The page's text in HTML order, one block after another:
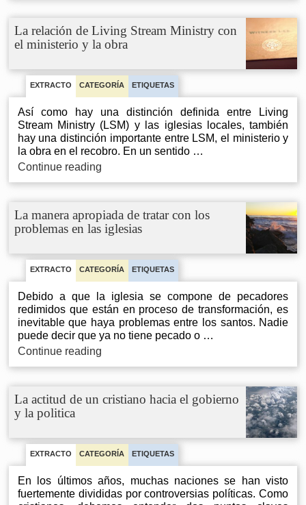
Stream
Ministry
las
iglesias
locales
La relación de Living Stream Ministry con
el ministerio y la obra
EXTRACTO CATEGORÍA ETIQUETAS
Así como hay una distinción definida entre Living
Stream Ministry (LSM) y las iglesias locales, también
hay una distinción importante entre LSM, el ministerio y
la obra en el recobro. En un sentido …
Continue readingLa
relación
Stream
Ministry
el
ministerio
y
la
obra
La manera apropiada de tratar con los
problemas en las iglesias
EXTRACTO CATEGORÍA ETIQUETAS
Debido a que la iglesia se compone de pecadores
redimidos que están en proceso de transformación, es
inevitable que haya problemas entre los santos. Nadie
puede decir que ya no tiene pecado o …
Continue readingLa
manera
tratar
problemas
en
las
iglesias
La actitud de un cristiano hacia el gobierno
y la politica
EXTRACTO CATEGORÍA ETIQUETAS
En los últimos años, muchas naciones se han visto
fuertemente divididas por controversias políticas. Como